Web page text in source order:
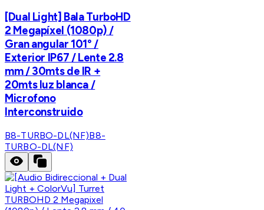
[Dual Light] Bala TurboHD
2 Megapíxel (1080p) /
Gran angular 101° /
Exterior IP67 / Lente 2.8
mm / 30mts de IR +
20mts luz blanca /
Microfono
Interconstruido
B8-TURBO-DL(NF)B8-
TURBO-DL(NF)